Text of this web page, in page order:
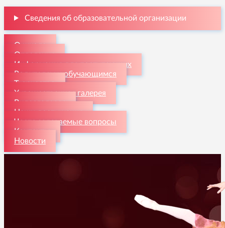
Сведения об образовательной организации
О школе
Отделения
Информация для поступающих
Родителям и обучающимся
Творчество
Художественная галерея
Видеогалерея
Наши достижения
Часто задаваемые вопросы
Контакты
Новости